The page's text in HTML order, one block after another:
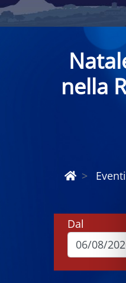
nella
Dal